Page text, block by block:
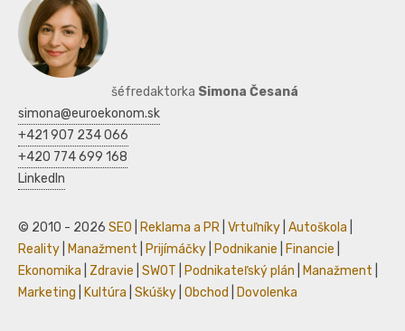
šéfredaktorka Simona Česaná
simona@euroekonom.sk
+421 907 234 066
+420 774 699 168
LinkedIn
© 2010 - 2026 SEO Reklama a PR Vrtuľníky Autoškola
Reality
Manažment Prijímáčky Podnikanie Financie
Ekonomika
Zdravie SWOT Podnikateľský plán Manažment
Marketing
Kultúra Skúšky Obchod Dovolenka